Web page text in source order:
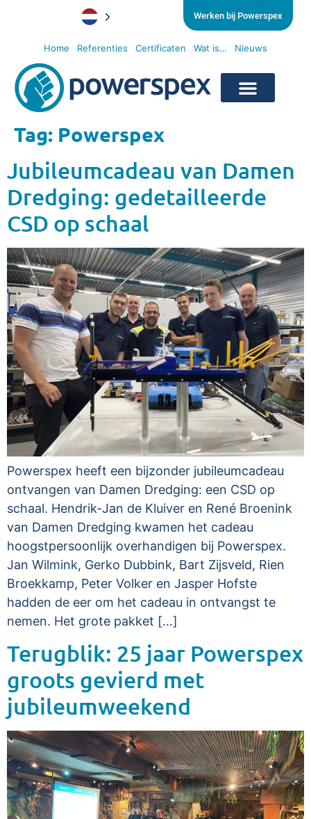
Home Referenties Certificaten Wat is… Nieuws
Werken bij Powerspex
Tag: Powerspex
Jubileumcadeau van Damen
Dredging: gedetailleerde
CSD op schaal
Powerspex heeft een bijzonder jubileumcadeau
ontvangen van Damen Dredging: een CSD op
schaal. Hendrik-Jan de Kluiver en René Broenink
van Damen Dredging kwamen het cadeau
hoogstpersoonlijk overhandigen bij Powerspex.
Jan Wilmink, Gerko Dubbink, Bart Zijsveld, Rien
Broekkamp, Peter Volker en Jasper Hofste
hadden de eer om het cadeau in ontvangst te
nemen. Het grote pakket […]
Terugblik: 25 jaar Powerspex
groots gevierd met
jubileumweekend